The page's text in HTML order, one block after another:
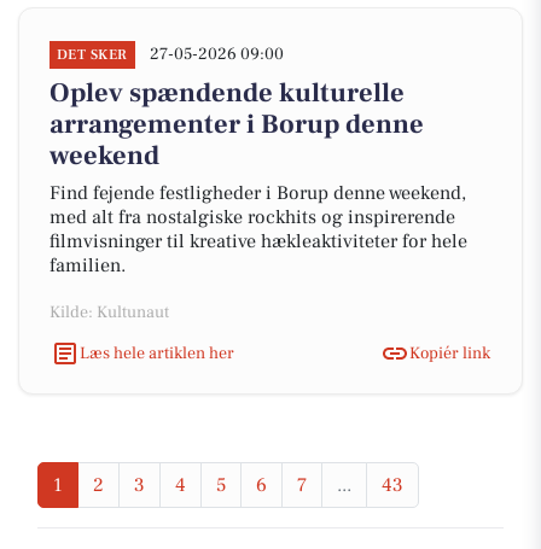
DET SKER 27-05-2026 09:00
Oplev spændende kulturelle
arrangementer i Borup denne
weekend
Find fejende festligheder i Borup denne weekend,
med alt fra nostalgiske rockhits og inspirerende
filmvisninger til kreative hækleaktiviteter for hele
familien.
Kilde: Kultunaut
Læs hele artiklen her
Kopiér link
1 2 3 4 5 6 7 ... 43